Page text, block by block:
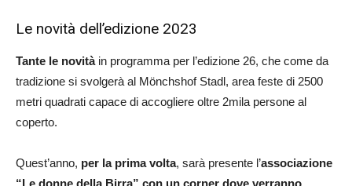
Le novità dell’edizione 2023
Tante le novitàin programma per l’edizione 26, che come da
tradizione si svolgerà al Mönchshof Stadl, area feste di 2500
metri quadrati capace di accogliere oltre 2mila persone al
coperto.
Quest’anno, per la prima volta, sarà presente l’associazione
“Le donne della Birra” con un corner dove verranno